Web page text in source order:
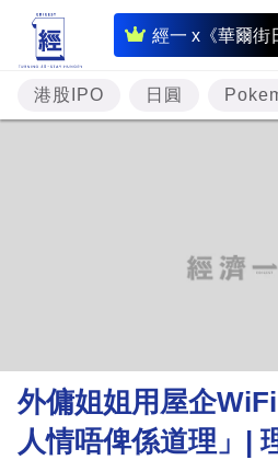
經一 x《華爾街
即
時
財
經
理
財
商
港股IPO 日圓
外傭姐姐用屋企
人情唔俾係道理」|